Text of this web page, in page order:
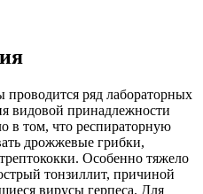
ряд лабораторных
видовой принадлежности
в том, что респираторную
дрожжевые грибки,
Особенно тяжело
тонзиллит, причиной
вирусы герпеса. Для